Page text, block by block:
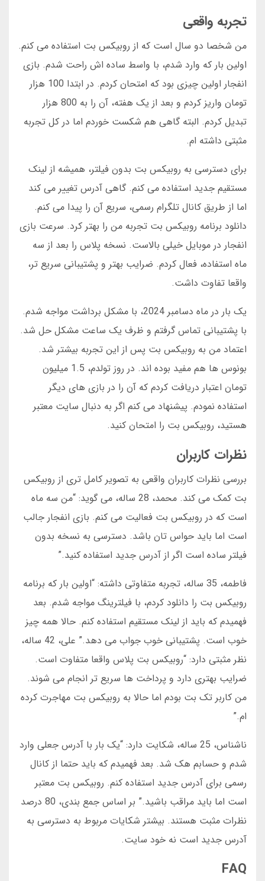
تجربه واقعی
من شخصا دو سال است که از روبیکس بت استفاده می کنم.
اولین بار که وارد شدم، با واسط ساده اش راحت شدم. بازی
انفجار اولین چیزی بود که امتحان کردم. در ابتدا 100 هزار
تومان واریز کردم و بعد از یک هفته، آن را به 800 هزار
تبدیل کردم. البته گاهی هم شکست خوردم اما در کل تجربه
مثبتی داشته ام.
برای دسترسی به روبیکس بت بدون فیلتر، همیشه از لینک
مستقیم جدید استفاده می کنم. گاهی آدرس تغییر می کند
اما از طریق کانال تلگرام رسمی، سریع آن را پیدا می کنم.
دانلود برنامه روبیکس بت تجربه من را بهتر کرد. سرعت بازی
انفجار در موبایل خیلی بالاست. نسخه پلاس را بعد از سه
ماه استفاده، فعال کردم. ضرایب بهتر و پشتیبانی سریع تر،
واقعا تفاوت داشت.
یک بار در ماه دسامبر 2024، با مشکل برداشت مواجه شدم.
با پشتیبانی تماس گرفتم و ظرف یک ساعت مشکل حل شد.
اعتماد من به روبیکس بت پس از این تجربه بیشتر شد.
بونوس ها هم مفید بوده اند. در روز تولدم، 1.5 میلیون
تومان اعتبار دریافت کردم که آن را در بازی های دیگر
استفاده نمودم. پیشنهاد می کنم اگر به دنبال سایت معتبر
هستید، روبیکس بت را امتحان کنید.
نظرات کاربران
بررسی نظرات کاربران واقعی به تصویر کامل تری از روبیکس
بت کمک می کند. محمد، 28 ساله، می گوید: “من سه ماه
است که در روبیکس بت فعالیت می کنم. بازی انفجار جالب
است اما باید حواس تان باشد. دسترسی به نسخه بدون
فیلتر ساده است اگر از آدرس جدید استفاده کنید.”
فاطمه، 35 ساله، تجربه متفاوتی داشته: “اولین بار که برنامه
روبیکس بت را دانلود کردم، با فیلترینگ مواجه شدم. بعد
فهمیدم که باید از لینک مستقیم استفاده کنم. حالا همه چیز
خوب است. پشتیبانی خوب جواب می دهد.” علی، 42 ساله،
نظر مثبتی دارد: “روبیکس بت پلاس واقعا متفاوت است.
ضرایب بهتری دارد و پرداخت ها سریع تر انجام می شوند.
من کاربر تک بت بودم اما حالا به روبیکس بت مهاجرت کرده
ام.”
ناشناس، 25 ساله، شکایت دارد: “یک بار با آدرس جعلی وارد
شدم و حسابم هک شد. بعد فهمیدم که باید حتما از کانال
رسمی برای آدرس جدید استفاده کنم. روبیکس بت معتبر
است اما باید مراقب باشید.” بر اساس جمع بندی، 80 درصد
نظرات مثبت هستند. بیشتر شکایات مربوط به دسترسی به
آدرس جدید است نه خود سایت.
FAQ